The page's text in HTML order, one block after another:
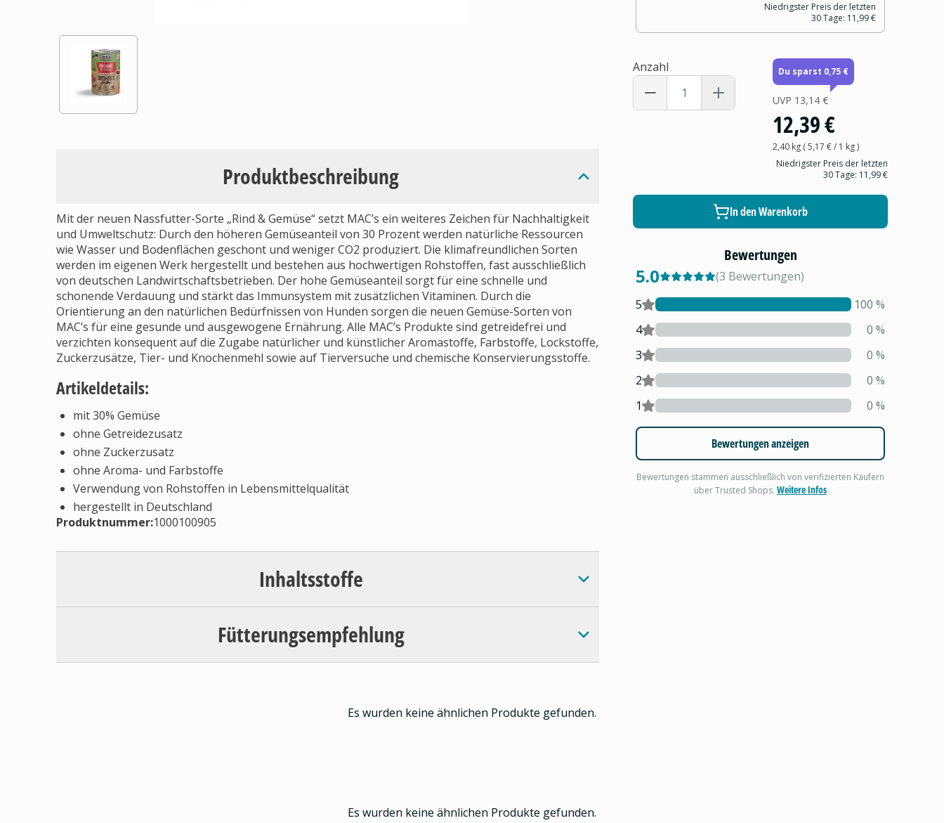
Produktbeschreibung
Mit der neuen Nassfutter-Sorte „Rind & Gemüse“ setzt MAC’s ein weiteres Zeichen für Nachhaltigkeit
und Umweltschutz: Durch den höheren Gemüseanteil von 30 Prozent werden natürliche Ressourcen
wie Wasser und Bodenflächen geschont und weniger CO2 produziert. Die klimafreundlichen Sorten
werden im eigenen Werk hergestellt und bestehen aus hochwertigen Rohstoffen, fast ausschließlich
von deutschen Landwirtschaftsbetrieben. Der hohe Gemüseanteil sorgt für eine schnelle und
schonende Verdauung und stärkt das Immunsystem mit zusätzlichen Vitaminen. Durch die
Orientierung an den natürlichen Bedürfnissen von Hunden sorgen die neuen Gemüse-Sorten von
MAC’s für eine gesunde und ausgewogene Ernährung. Alle MAC’s Produkte sind getreidefrei und
verzichten konsequent auf die Zugabe natürlicher und künstlicher Aromastoffe, Farbstoffe, Lockstoffe,
Zuckerzusätze, Tier- und Knochenmehl sowie auf Tierversuche und chemische Konservierungsstoffe.
Artikeldetails:
mit 30% Gemüse
ohne Getreidezusatz
ohne Zuckerzusatz
ohne Aroma- und Farbstoffe
Verwendung von Rohstoffen in Lebensmittelqualität
hergestellt in Deutschland
Produktnummer:1000100905
Inhaltsstoffe
Fütterungsempfehlung
Niedrigster Preis der letzten
30 Tage: 11,99 €
Anzahl Du sparst 0,75 €
UVP 13,14 €
12,39 €
2,40 kg(5,17 €/ 1 kg)
Niedrigster Preis der letzten
30 Tage: 11,99 €
In den Warenkorb
Bewertungen
5.0 (3 Bewertungen)
5
100 %
4
0 %
3
0 %
2
0 %
1
0 %
Bewertungen anzeigen
Bewertungen stammen ausschließlich von verifizierten Käufern
über Trusted Shops.Weitere Infos
Es wurden keine ähnlichen Produkte gefunden.
Es wurden keine ähnlichen Produkte gefunden.